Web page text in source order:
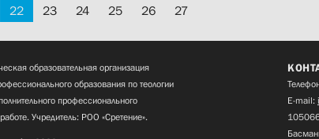
22 23 24 25 26 27
образовательная организация
образования по теологии
профессионального
Учредитель: РОО «Сретение».
E-mail: